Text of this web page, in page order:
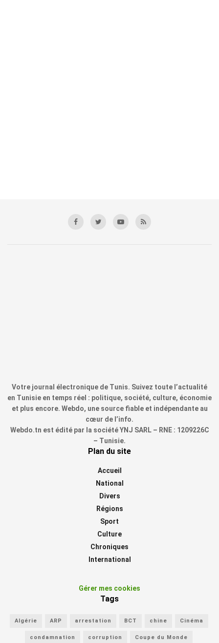
Votre journal électronique de Tunis. Suivez toute l’actualité
en Tunisie en temps réel : politique, société, culture, économie
et plus encore. Webdo, une source fiable et indépendante au
cœur de l’info.
Webdo.tn est édité par la société YNJ SARL – RNE : 1209226C
– Tunisie.
Plan du site
Accueil
National
Divers
Régions
Sport
Culture
Chroniques
International
Gérer mes cookies
Tags
Algérie ARP arrestation BCT chine Cinéma
condamnation corruption Coupe du Monde